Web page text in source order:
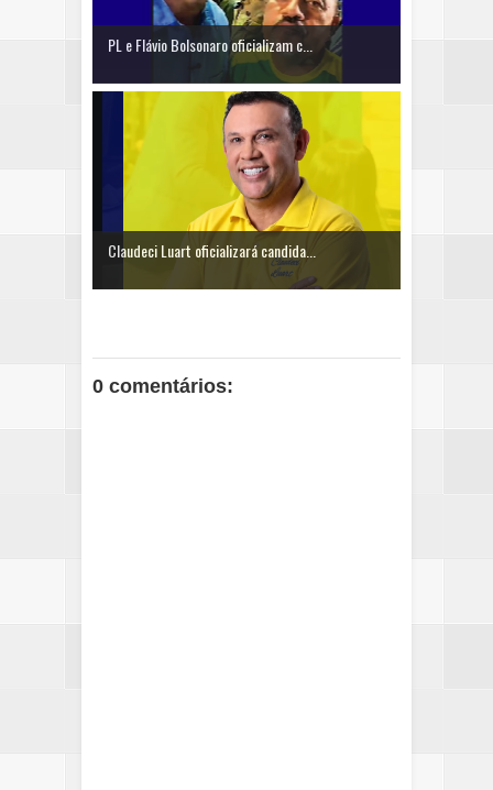
PL e Flávio Bolsonaro oficializam c...
Claudeci Luart oficializará candida...
0 comentários: